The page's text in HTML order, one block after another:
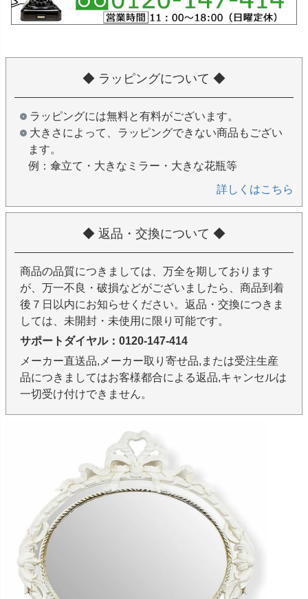
◆ ラッピングについて ◆
ラッピングには無料と有料がございます。
大きさによって、ラッピングできない商品もござい
ます。
例：傘立て・大きなミラー・大きな花瓶等
詳しくはこちら
◆ 返品・交換について ◆
商品の品質につきましては、万全を期しております
が、万一不良・破損などがございましたら、商品到着
後７日以内にお知らせください。返品・交換につきま
しては、未開封・未使用に限り可能です。
サポートダイヤル：0120-147-414
メーカー直送品,メーカー取り寄せ品,または受注生産
品につきましてはお客様都合による返品,キャンセルは
一切受け付けできません。